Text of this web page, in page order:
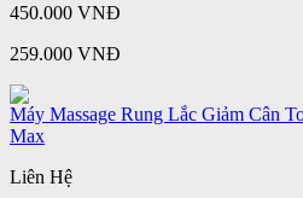
450.000 VNĐ
259.000 VNĐ
Máy Massage Rung Lắc Giảm Cân
Max
Liên Hệ